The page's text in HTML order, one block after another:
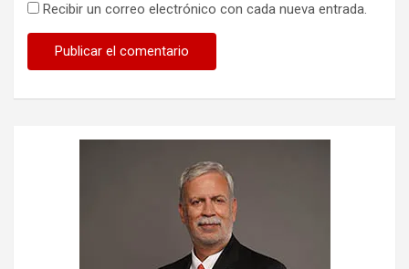
Recibir un correo electrónico con cada nueva entrada.